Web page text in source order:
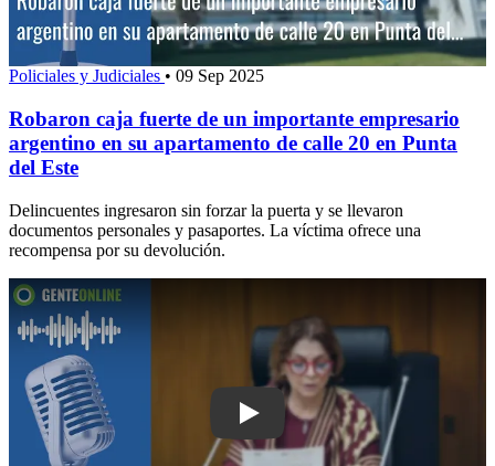
Policiales y Judiciales • 09 Sep 2025
Robaron caja fuerte de un importante empresario
argentino en su apartamento de calle 20 en Punta
del Este
Delincuentes ingresaron sin forzar la puerta y se llevaron
documentos personales y pasaportes. La víctima ofrece una
recompensa por su devolución.
Play: Diputada Araújo propone plan